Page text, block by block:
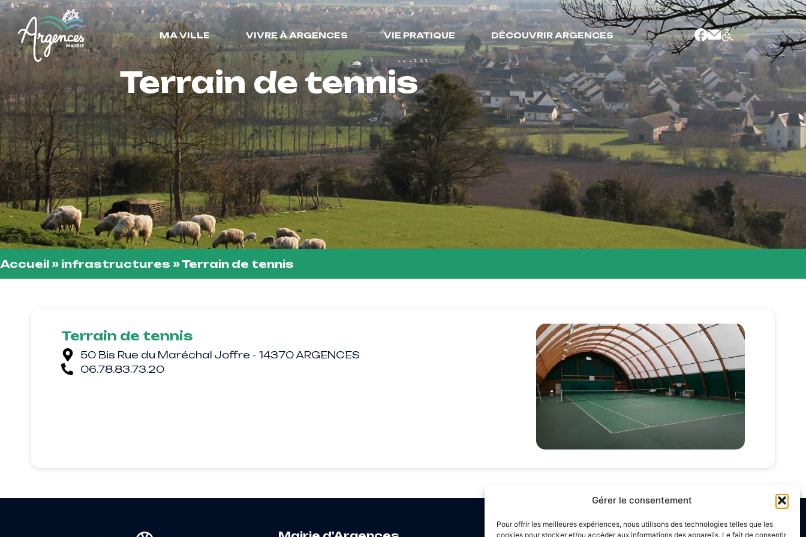
Gérer le consentement
Pour offrir les meilleures expériences, nous utilisons des technologies telles que les
cookies pour stocker et/ou accéder aux informations des appareils. Le fait de consentir
MA VILLE VIVRE À ARGENCES VIE PRATIQUE DÉCOUVRIR ARGENCES
Terrain de tennis
Accueil » infrastructures »Terrain de tennis
Terrain de tennis
50 Bis Rue du Maréchal Joffre - 14370 ARGENCES
06.78.83.73.20
Horaires d’ouverture